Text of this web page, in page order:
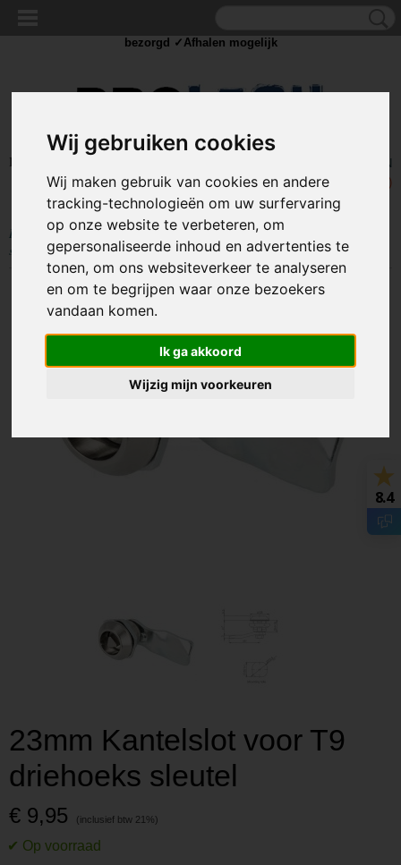
Wij gebruiken cookies
Wij maken gebruik van cookies en andere
tracking-technologieën om uw surfervaring
op onze website te verbeteren, om
gepersonaliseerde inhoud en advertenties te
tonen, om ons websiteverkeer te analyseren
en om te begrijpen waar onze bezoekers
vandaan komen.
Ik ga akkoord
Wijzig mijn voorkeuren
Inloggen Registreren
UW WINKELWAGEN
Geen producten
(0)
Home >SLOTEN>Brievenbus / kantel sloten> Locker slot - gelijke
sleutels >23mm Kantelslot voor T9 driehoeks sleutel
23mm Kantelslot voor T9
driehoeks sleutel
€ 9,95
bezorgd ✓Afhalen mogelijk
8.4